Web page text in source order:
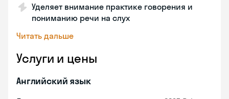
Уделяет внимание практике говорения и
пониманию речи на слух
Читать дальше
Услуги и цены
Английский язык